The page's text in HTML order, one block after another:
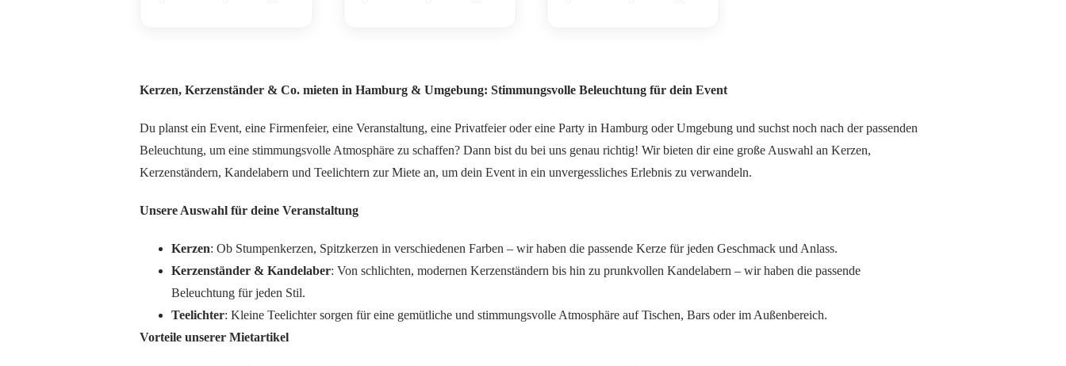
Kerzen, Kerzenständer & Co. mieten in Hamburg & Umgebung: Stimmungsvolle Beleuchtung für dein Event
Du planst ein Event, eine Firmenfeier, eine Veranstaltung, eine Privatfeier oder eine Party in Hamburg oder Umgebung und suchst noch nach der passenden
Beleuchtung, um eine stimmungsvolle Atmosphäre zu schaffen? Dann bist du bei uns genau richtig! Wir bieten dir eine große Auswahl an Kerzen,
Kerzenständern, Kandelabern und Teelichtern zur Miete an, um dein Event in ein unvergessliches Erlebnis zu verwandeln.
Unsere Auswahl für deine Veranstaltung
Kerzen: Ob Stumpenkerzen, Spitzkerzen in verschiedenen Farben – wir haben die passende Kerze für jeden Geschmack und Anlass.
Kerzenständer & Kandelaber: Von schlichten, modernen Kerzenständern bis hin zu prunkvollen Kandelabern – wir haben die passende
Beleuchtung für jeden Stil.
Teelichter: Kleine Teelichter sorgen für eine gemütliche und stimmungsvolle Atmosphäre auf Tischen, Bars oder im Außenbereich.
Vorteile unserer Mietartikel